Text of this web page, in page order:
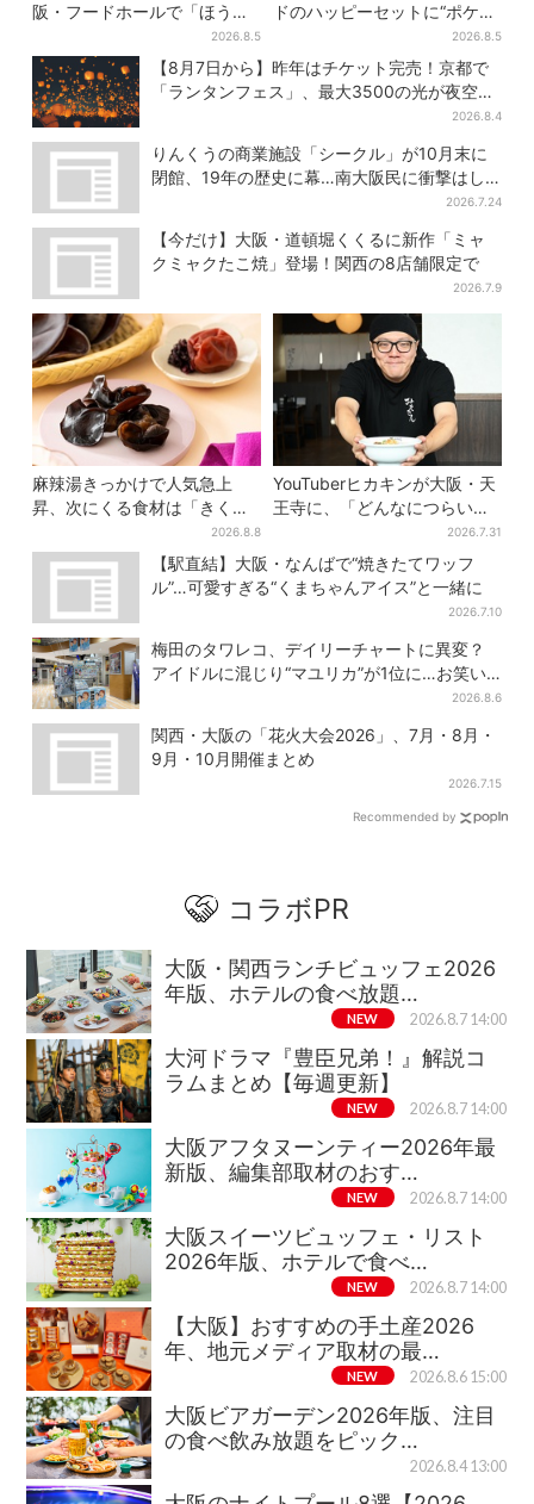
阪・フードホールで「ほうせ
き箱」の“限定かき氷”が復
活！一夜限りの盆踊りも
2026.8.5
ドのハッピーセットに“ポケモ
ンおもちゃ”、歴代30匹に「懐
かしい」と喜びの声
2026.8.5
【8月7日から】昨年はチケット完売！京都で
「ランタンフェス」、最大3500の光が夜空
2026.8.4
りんくうの商業施設「シークル」が10月末に
閉館、19年の歴史に幕…南大阪民に衝撃はし
2026.7.24
【今だけ】大阪・道頓堀くくるに新作「ミャ
クミャクたこ焼」登場！関西の8店舗限定で
2026.7.9
麻辣湯きっかけで人気急上
昇、次にくる食材は「きくら
げ」？ お菓子もヒット、購入
者9割超が女性
2026.8.8
YouTuberヒカキンが大阪・天
王寺に、「どんなにつらい時
でも…」ラーメン愛＆兄セイ
キンとの思い出を語る
2026.7.31
【駅直結】大阪・なんばで“焼きたてワッフ
ル”…可愛すぎる“くまちゃんアイス”と一緒に
2026.7.10
梅田のタワレコ、デイリーチャートに異変？
アイドルに混じり“マユリカ”が1位に…お笑い
2026.8.6
関西・大阪の「花火大会2026」、7月・8月・
9月・10月開催まとめ
2026.7.15
Recommended by
コラボPR
大阪・関西ランチビュッフェ2026
年版、ホテルの食べ放題…
NEW 2026.8.7 14:00
大河ドラマ『豊臣兄弟！』解説コ
ラムまとめ【毎週更新】
NEW 2026.8.7 14:00
大阪アフタヌーンティー2026年最
新版、編集部取材のおす…
NEW 2026.8.7 14:00
大阪スイーツビュッフェ・リスト
2026年版、ホテルで食べ…
NEW 2026.8.7 14:00
【大阪】おすすめの手土産2026
年、地元メディア取材の最…
NEW 2026.8.6 15:00
大阪ビアガーデン2026年版、注目
の食べ飲み放題をピック…
2026.8.4 13:00